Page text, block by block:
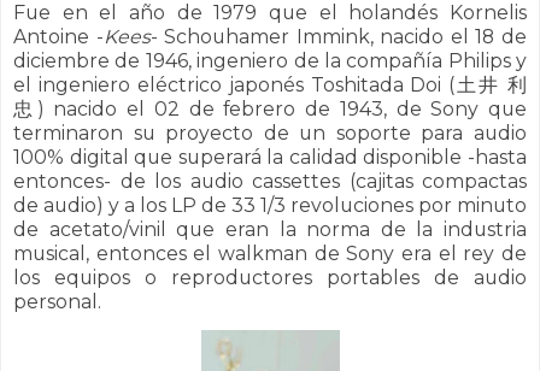
Fue en el año de 1979 que el holandés Kornelis
Antoine -Kees- Schouhamer Immink, nacido el 18 de
diciembre de 1946, ingeniero de la compañía Philips y
el ingeniero eléctrico japonés Toshitada Doi (土井 利
忠) nacido el 02 de febrero de 1943, de Sony que
terminaron su proyecto de un soporte para audio
100% digital que superará la calidad disponible -hasta
entonces- de los audio cassettes (cajitas compactas
de audio) y a los LP de 33 1/3 revoluciones por minuto
de acetato/vinil que eran la norma de la industria
musical, entonces el walkman de Sony era el rey de
los equipos o reproductores portables de audio
personal.